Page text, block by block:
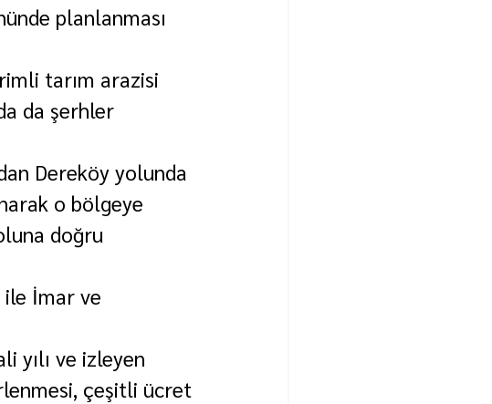
planlanması
tarım arazisi
da şerhler
Dereköy yolunda
o bölgeye
doğru
ile İmar ve
yılı ve izleyen
çeşitli ücret